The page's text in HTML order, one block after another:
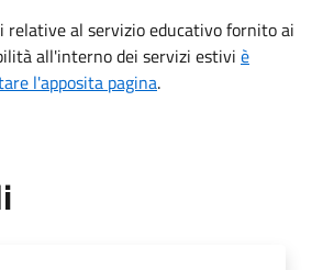
relative al servizio educativo fornito ai
all'interno dei servizi estivi è
l'apposita pagina.